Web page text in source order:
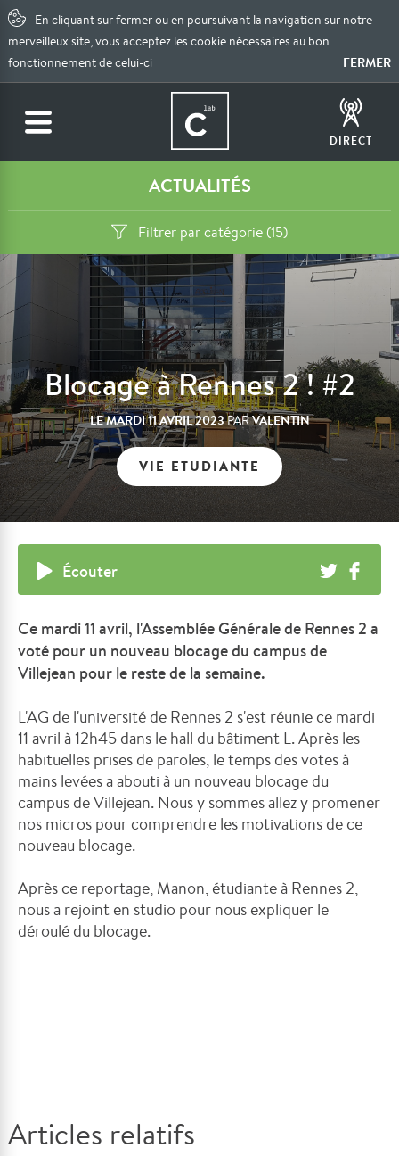
En cliquant sur fermer ou en poursuivant la navigation sur notre
merveilleux site, vous acceptez les cookie nécessaires au bon
fonctionnement de celui-ci
FERMER
DIRECT
ACTUALITÉS
Filtrer par catégorie (15)
Blocage à Rennes 2 ! #2
LEMARDI 11 AVRIL 2023PARVALENTIN
VIE ETUDIANTE
Écouter
Ce mardi 11 avril, l'Assemblée Générale de Rennes 2 a
voté pour un nouveau blocage du campus de
Villejean pour le reste de la semaine.
L'AG de l'université de Rennes 2 s'est réunie ce mardi
11 avril à 12h45 dans le hall du bâtiment L. Après les
habituelles prises de paroles, le temps des votes à
mains levées a abouti à un nouveau blocage du
campus de Villejean. Nous y sommes allez y promener
nos micros pour comprendre les motivations de ce
nouveau blocage.
Après ce reportage, Manon, étudiante à Rennes 2,
nous a rejoint en studio pour nous expliquer le
déroulé du blocage.
Articles relatifs